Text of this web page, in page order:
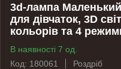
3d-лампа
для дівчаток, 3D
кольорів та 4
В наявності 7 од.
Код: 180061
Роздріб